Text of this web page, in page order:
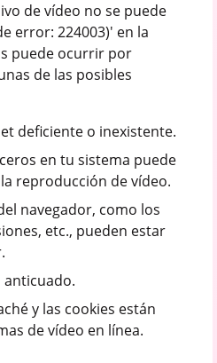
de vídeo no se puede
error: 224003)' en la
puede ocurrir por
de las posibles
deficiente o inexistente.
en tu sistema puede
reproducción de vídeo.
navegador, como los
etc., pueden estar
anticuado.
y las cookies están
de vídeo en línea.